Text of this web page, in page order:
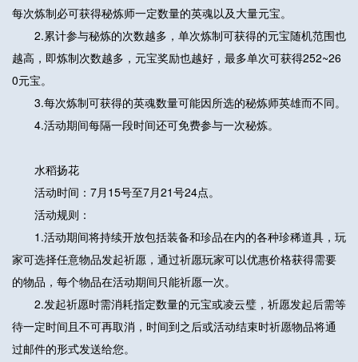
每次炼制必可获得秘炼师一定数量的英魂以及大量元宝。
2.累计参与秘炼的次数越多，单次炼制可获得的元宝随机范围也
越高，即炼制次数越多，元宝奖励也越好，最多单次可获得252~26
0元宝。
3.每次炼制可获得的英魂数量可能因所选的秘炼师英雄而不同。
4.活动期间每隔一段时间还可免费参与一次秘炼。
水稻扬花
活动时间：7月15号至7月21号24点。
活动规则：
1.活动期间将持续开放包括装备和珍品在内的各种珍稀道具，玩
家可选择任意物品发起祈愿，通过祈愿玩家可以优惠价格获得需要
的物品，每个物品在活动期间只能祈愿一次。
2.发起祈愿时需消耗指定数量的元宝或凌云璧，祈愿发起后需等
待一定时间且不可再取消，时间到之后或活动结束时祈愿物品将通
过邮件的形式发送给您。